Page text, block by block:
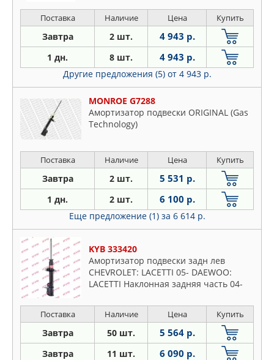
Поставка Наличие Цена Купить
Завтра 2 шт. 4 943 р.
1 дн. 8 шт. 4 943 р.
Другие предложения (5) от 4 943 р.
MONROE G7288
Амортизатор подвески ORIGINAL (Gas
Technology)
Поставка Наличие Цена Купить
Завтра 2 шт. 5 531 р.
1 дн. 2 шт. 6 100 р.
Еще предложение (1) за 6 614 р.
KYB 333420
Амортизатор подвески задн лев
CHEVROLET: LACETTI 05- DAEWOO:
LACETTI Наклонная задняя часть 04-
Поставка Наличие Цена Купить
Завтра 50 шт. 5 564 р.
Завтра 11 шт. 6 090 р.